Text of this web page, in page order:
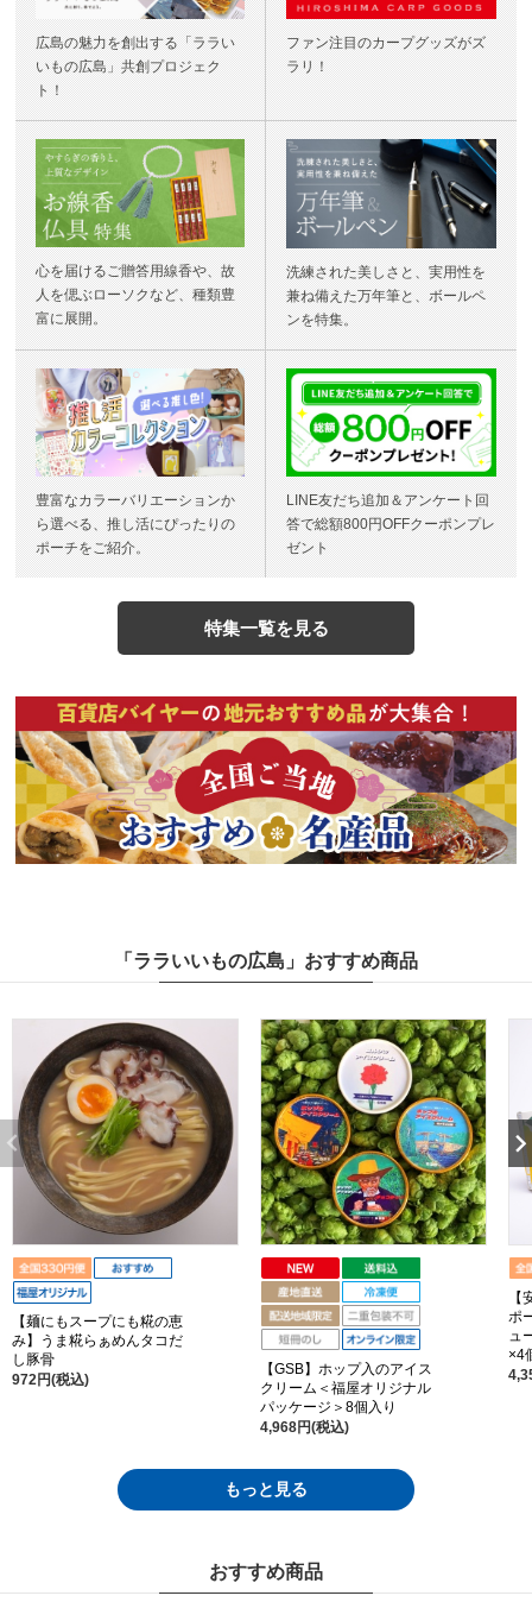
広島の魅力を創出する「ララい
いもの広島」共創プロジェク
ト！
ファン注目のカープグッズがズ
ラリ！
心を届けるご贈答用線香や、故
人を偲ぶローソクなど、種類豊
富に展開。
洗練された美しさと、実用性を
兼ね備えた万年筆と、ボールペ
ンを特集。
豊富なカラーバリエーションか
ら選べる、推し活にぴったりの
ポーチをご紹介。
LINE友だち追加＆アンケート回
答で総額800円OFFクーポンプレ
ゼント
特集一覧を見る
「ララいいもの広島」おすすめ商品
【麺にもスープにも糀の恵
み】うま糀らぁめんタコだ
し豚骨
972円(税込)
【GSB】ホップ入のアイス
クリーム＜福屋オリジナル
パッケージ＞8個入り
4,968円(税込)
ポ
ュ
×4
もっと見る
おすすめ商品